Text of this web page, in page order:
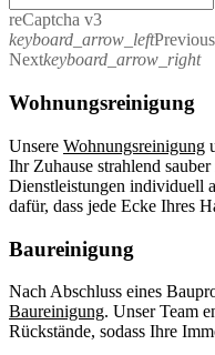
reCaptcha v3
keyboard_arrow_leftPrevious
Nextkeyboard_arrow_right
Wohnungsreinigung
Unsere Wohnungsreinigung
Ihr Zuhause strahlend
Dienstleistungen individuell
dafür, dass jede Ecke Ihres
Baureinigung
Nach Abschluss eines
Baureinigung. Unser Team
Rückstände, sodass Ihre